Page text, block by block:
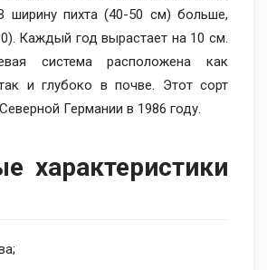
ширину пихта (40-50 см) больше,
Каждый год вырастает на 10 см.
система расположена как
и глубоко в почве. Этот сорт
Германии в 1986 году.
характеристики